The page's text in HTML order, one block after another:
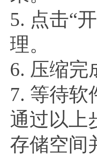
5. 点击“
理。
6. 压缩完
7. 等待软
通过以上
存储空间